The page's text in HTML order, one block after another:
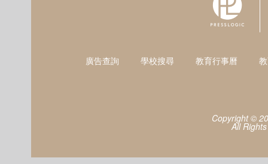
廣告查詢 學校搜尋 教育行事曆
Copyright ©
All